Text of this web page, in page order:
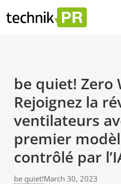
be quiet! Zero
Rejoignez la
ventilateurs
premier
contrôlé par
be quiet!March 30, 2023